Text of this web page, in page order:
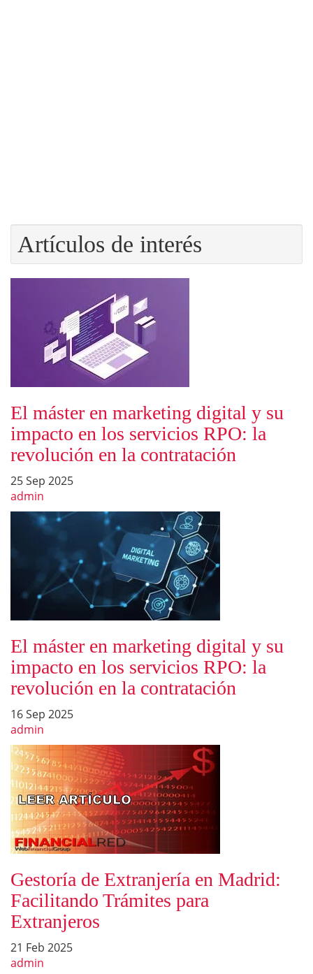
Artículos de interés
El máster en marketing digital y su
impacto en los servicios RPO: la
revolución en la contratación
25 Sep 2025
admin
El máster en marketing digital y su
impacto en los servicios RPO: la
revolución en la contratación
16 Sep 2025
admin
Gestoría de Extranjería en Madrid:
Facilitando Trámites para
Extranjeros
21 Feb 2025
admin